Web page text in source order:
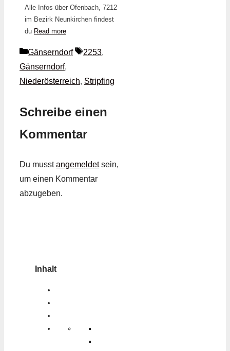
Alle Infos über Ofenbach, 7212
im Bezirk Neunkirchen findest
du Read more
Kategorien
Gänserndorf Schlagwörter
2253,
Gänserndorf,
Niederösterreich, Stripfing
Schreibe einen
Kommentar
Du musstangemeldetsein,
um einen Kommentar
abzugeben.
Inhalt